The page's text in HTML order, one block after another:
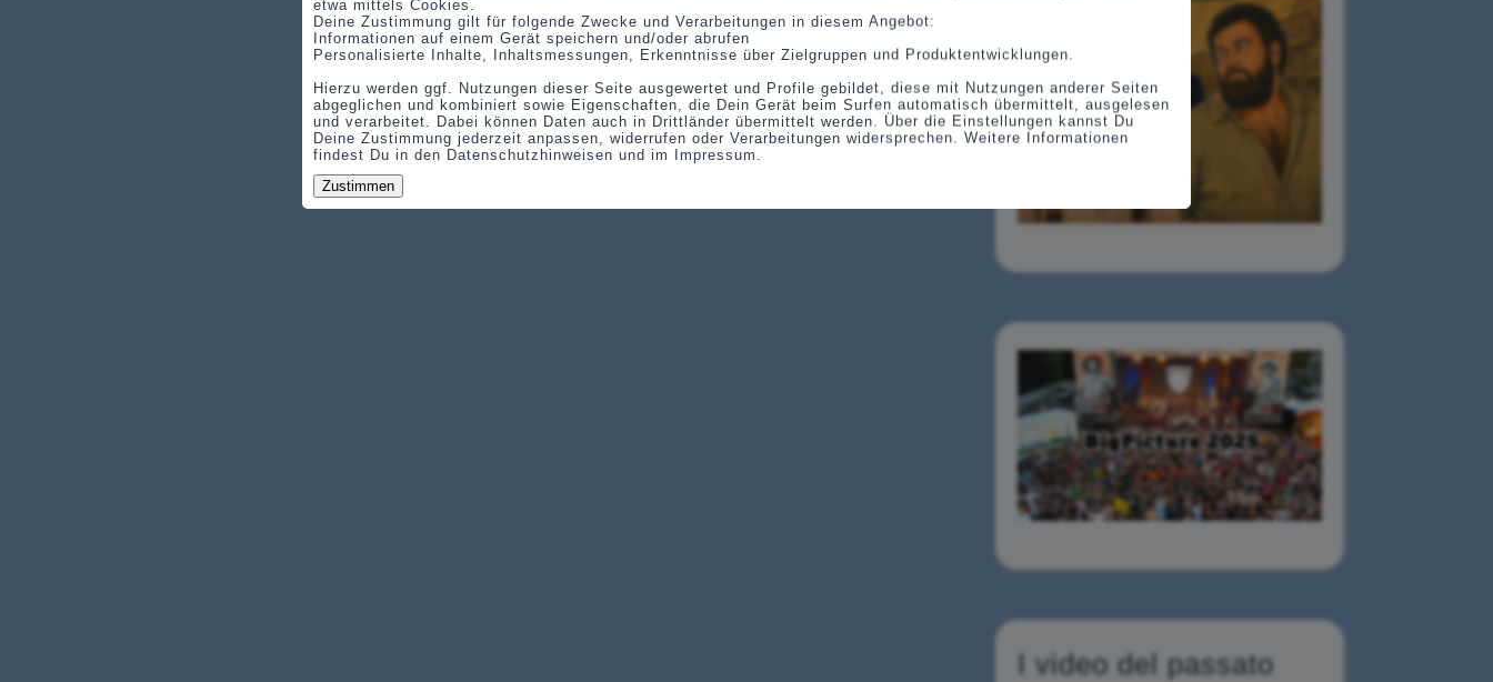
etwa mittels Cookies.
Deine Zustimmung gilt für folgende Zwecke und Verarbeitungen in diesem Angebot:
Informationen auf einem Gerät speichern und/oder abrufen
Personalisierte Inhalte, Inhaltsmessungen, Erkenntnisse über Zielgruppen und Produktentwicklungen.
Hierzu werden ggf. Nutzungen dieser Seite ausgewertet und Profile gebildet, diese mit Nutzungen anderer Seiten
abgeglichen und kombiniert sowie Eigenschaften, die Dein Gerät beim Surfen automatisch übermittelt, ausgelesen
und verarbeitet. Dabei können Daten auch in Drittländer übermittelt werden. Über die Einstellungen kannst Du
Deine Zustimmung jederzeit anpassen, widerrufen oder Verarbeitungen widersprechen. Weitere Informationen
findest Du in den Datenschutzhinweisen und im Impressum.
Zustimmen
I video del passato